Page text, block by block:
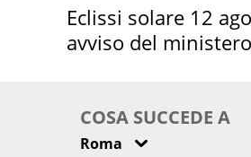
Eclissi solare 12
avviso del